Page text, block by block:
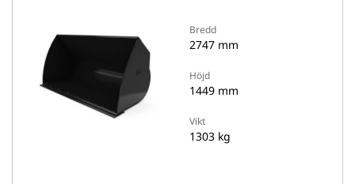
Bredd
2747 mm
Höjd
1449 mm
Vikt
1303 kg